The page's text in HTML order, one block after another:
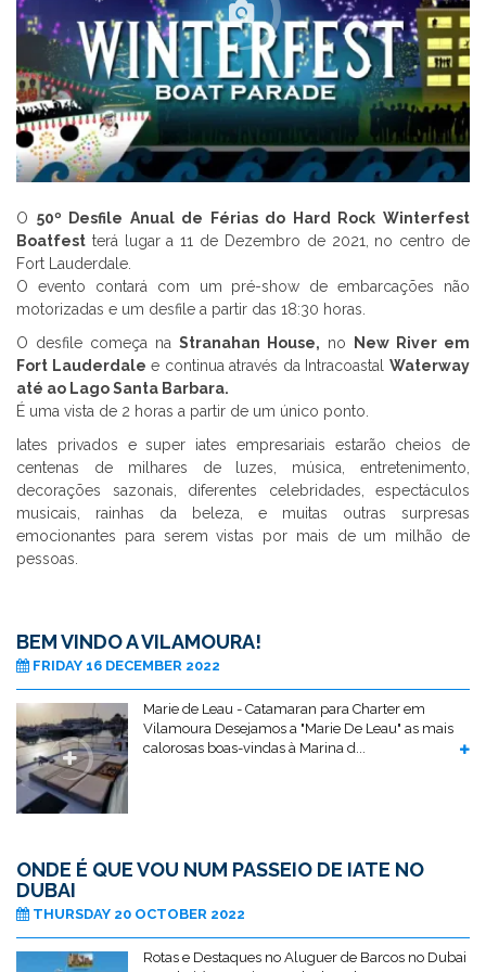
O 50º Desfile Anual de Férias do Hard Rock Winterfest
Boatfest terá lugar a 11 de Dezembro de 2021, no centro de
Fort Lauderdale.
O evento contará com um pré-show de embarcações não
motorizadas e um desfile a partir das 18:30 horas.
O desfile começa na Stranahan House, no New River em
Fort Lauderdale e continua através da IntracoastalWaterway
até ao Lago Santa Barbara.
É uma vista de 2 horas a partir de um único ponto.
Iates privados e super iates empresariais estarão cheios de
centenas de milhares de luzes, música, entretenimento,
decorações sazonais, diferentes celebridades, espectáculos
musicais, rainhas da beleza, e muitas outras surpresas
emocionantes para serem vistas por mais de um milhão de
pessoas.
BEM VINDO A VILAMOURA!
FRIDAY 16 DECEMBER 2022
Marie de Leau - Catamaran para Charter em
Vilamoura Desejamos a "Marie De Leau" as mais
calorosas boas-vindas à Marina d...
ONDE É QUE VOU NUM PASSEIO DE IATE NO
DUBAI
THURSDAY 20 OCTOBER 2022
Rotas e Destaques no Aluguer de Barcos no Dubai